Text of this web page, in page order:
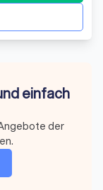
einfach
der